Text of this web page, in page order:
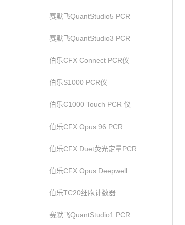
赛默飞QuantStudio5 PCR
赛默飞QuantStudio3 PCR
伯乐CFX Connect PCR仪
伯乐S1000 PCR仪
伯乐C1000 Touch PCR 仪
伯乐CFX Opus 96 PCR
伯乐CFX Duet荧光定量PCR
伯乐CFX Opus Deepwell
伯乐TC20细胞计数器
赛默飞QuantStudio1 PCR